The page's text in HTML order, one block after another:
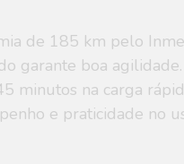
de 185 km pelo
garante boa
minutos na carga
e praticidade no